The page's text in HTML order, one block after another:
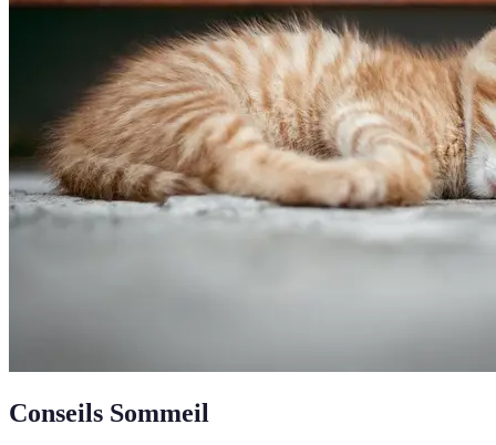
Conseils Sommeil